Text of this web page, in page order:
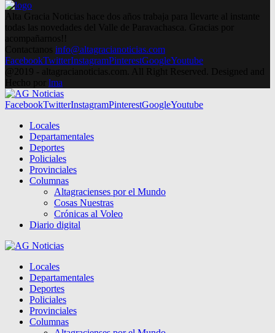
Alta Gracia Noticias hace dos años trabaja para llevarte al instante
todas las novedades del Valle de Paravachasca. Gracias por
acompañarnos!!
Contactanos info@altagracianoticias.com
FacebookTwitterInstagramPinterestGoogleYoutube
@2019 - altagracianoticias.com. All Right Reserved. Designed and
Hecho por lma
FacebookTwitterInstagramPinterestGoogleYoutube
Locales
Departamentales
Deportes
Policiales
Provinciales
Columnas
Altagracienses por el Mundo
Cosas Nuestras
Crónicas al Voleo
Diario digital
Locales
Departamentales
Deportes
Policiales
Provinciales
Columnas